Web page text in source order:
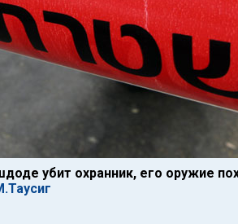
убит охранник, его оружие